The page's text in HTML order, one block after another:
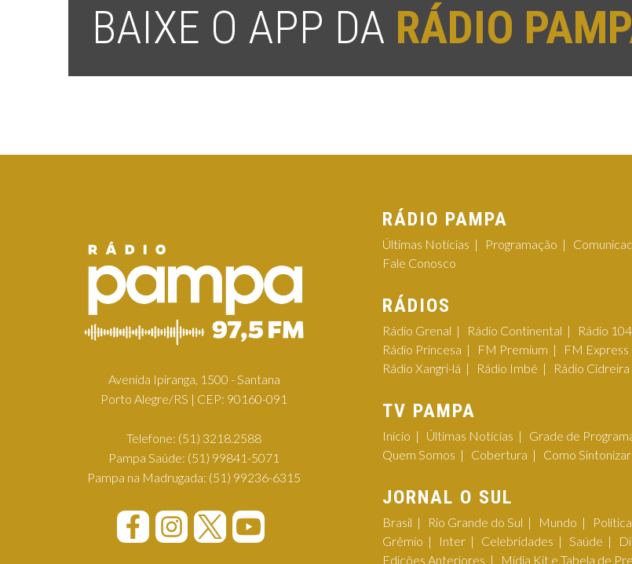
BAIXE O APP DA RÁDIO
Avenida Ipiranga, 1500 - Santana
Porto Alegre/RS | CEP: 90160-091
Telefone: (51) 3218.2588
Pampa Saúde: (51) 99841-5071
Pampa na Madrugada: (51) 99236-6315
RÁDIO PAMPA
Últimas Notícias Programação
Fale Conosco
RÁDIOS
Rádio Grenal Rádio Continental Rádio 104
Rádio Princesa
FM Premium FM Express
Rádio Xangri-lá
Rádio Imbé Rádio Cidreira
TV PAMPA
Início Últimas Notícias Grade de
Quem Somos
Cobertura Como Sintonizar
JORNAL O SUL
Brasil Rio Grande do Sul Mundo Política
Grêmio
Inter Celebridades Saúde
Edições Anteriores
Mídia Kit e Tabela de